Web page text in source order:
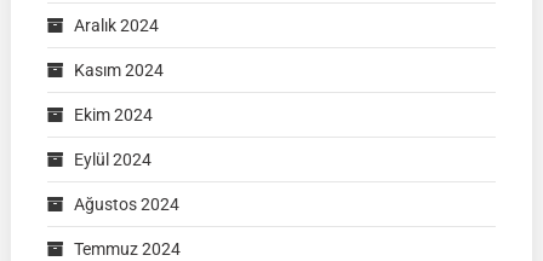
Aralık 2024
Kasım 2024
Ekim 2024
Eylül 2024
Ağustos 2024
Temmuz 2024